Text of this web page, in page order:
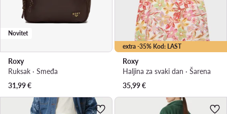
Novitet
Roxy
Ruksak · Smeđa
31,99€
extra -35% Kod: LAST
Roxy
Haljina za svaki dan · Šarena
35,99€